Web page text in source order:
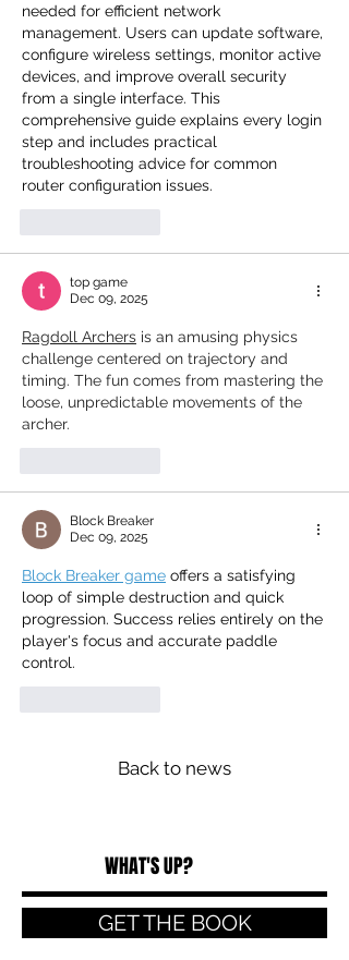
needed for efficient network
management. Users can update software,
configure wireless settings, monitor active
devices, and improve overall security
from a single interface. This
comprehensive guide explains every login
step and includes practical
troubleshooting advice for common
router configuration issues.
top game
Dec 09, 2025
Ragdoll Archers is an amusing physics
challenge centered on trajectory and
timing. The fun comes from mastering the
loose, unpredictable movements of the
archer.
Block Breaker
Dec 09, 2025
Block Breaker game offers a satisfying
loop of simple destruction and quick
progression. Success relies entirely on the
player's focus and accurate paddle
control.
Back to news
WHAT'S UP?
GET THE BOOK